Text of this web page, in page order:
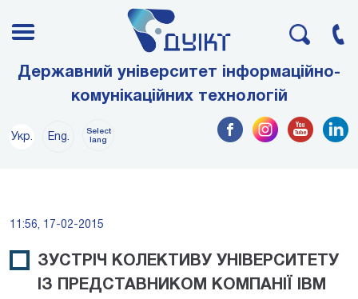
Державний університет інформаційно-
комунікаційних технологій
Укр. Eng.
Select
lang
11:56, 17-02-2015
ЗУСТРІЧ КОЛЕКТИВУ УНІВЕРСИТЕТУ
ІЗ ПРЕДСТАВНИКОМ КОМПАНІЇ IBM